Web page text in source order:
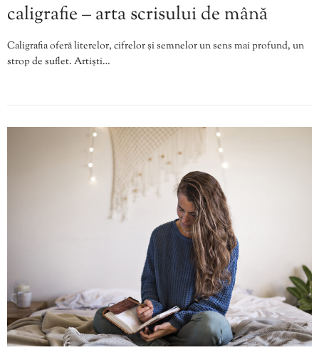
caligrafie – arta scrisului de mână
Caligrafia oferă literelor, cifrelor și semnelor un sens mai profund, un
strop de suflet. Artiști…